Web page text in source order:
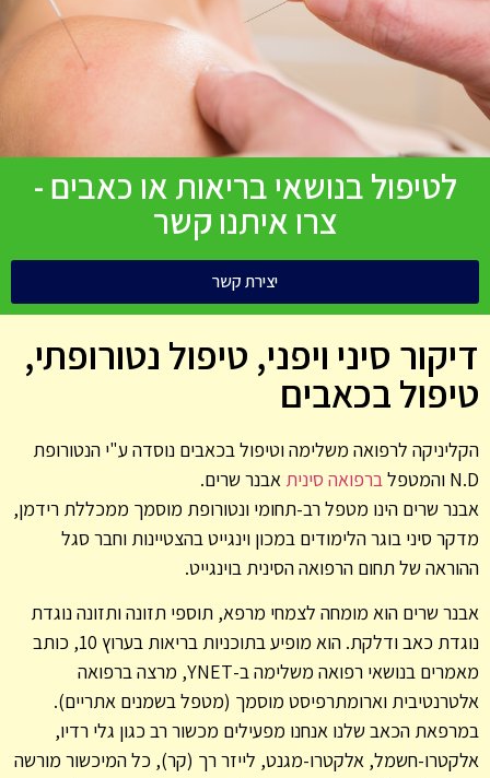
לטיפול בנושאי בריאות או כאבים -
צרו איתנו קשר
יצירת קשר
דיקור סיני ויפני, טיפול נטורופתי,
טיפול בכאבים
הקליניקה לרפואה משלימה וטיפול בכאבים נוסדה ע"י הנטורופת
N.D והמטפל
ברפואה סינית אבנר שרים.
אבנר שרים הינו מטפל רב-תחומי ונטורופת מוסמך ממכללת רידמן,
מדקר סיני בוגר הלימודים במכון וינגייט בהצטיינות וחבר סגל
ההוראה של תחום הרפואה הסינית בוינגייט.
אבנר שרים הוא מומחה לצמחי מרפא, תוספי תזונה ותזונה נוגדת
נוגדת כאב ודלקת. הוא מופיע בתוכניות בריאות בערוץ 10, כותב
מאמרים בנושאי רפואה משלימה ב-YNET, מרצה ברפואה
אלטרנטיבית וארומתרפיסט מוסמך (מטפל בשמנים אתריים).
במרפאת הכאב שלנו אנחנו מפעילים מכשור רב כגון גלי רדיו,
אלקטרו-חשמל, אלקטרו-מגנט, לייזר רך (קר), כל המיכשור מורשה